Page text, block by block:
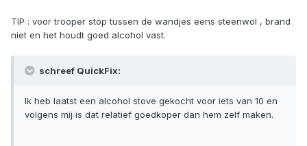
TIP : voor trooper stop tussen de wandjes eens steenwol , brand
niet en het houdt goed alcohol vast.
schreef QuickFix:
Ik heb laatst een alcohol stove gekocht voor iets van 10 en
volgens mij is dat relatief goedkoper dan hem zelf maken.